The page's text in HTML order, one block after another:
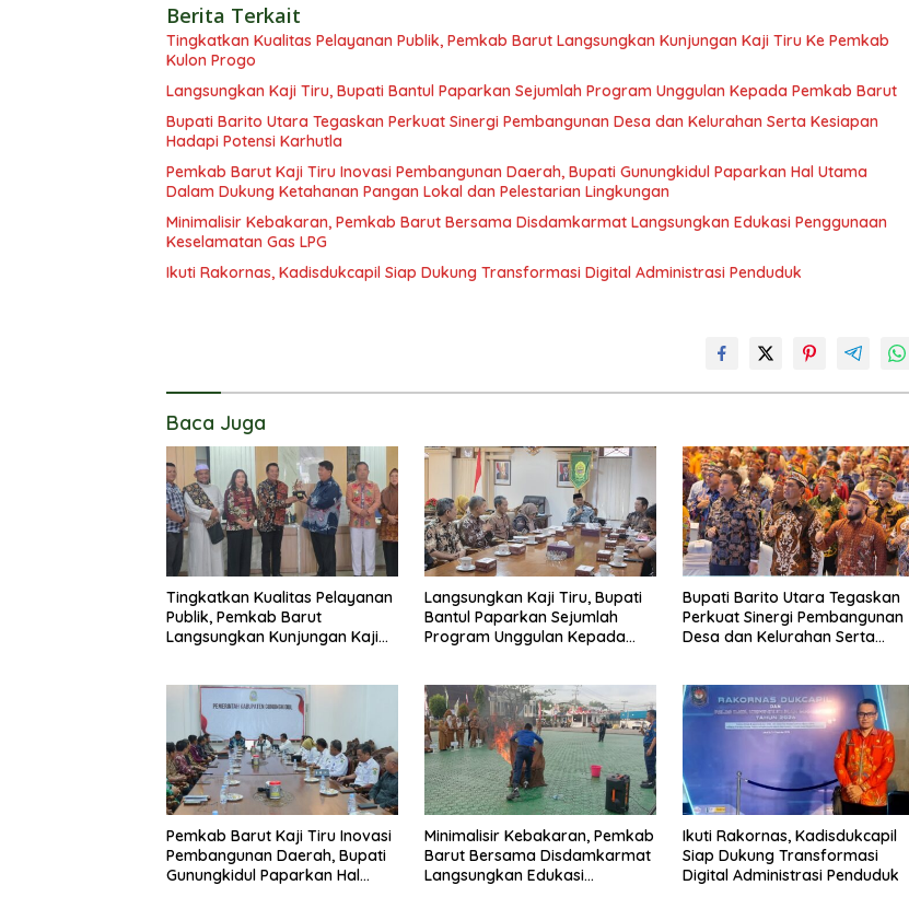
Berita Terkait
Tingkatkan Kualitas Pelayanan Publik, Pemkab Barut Langsungkan Kunjungan Kaji Tiru Ke Pemkab
Kulon Progo
Langsungkan Kaji Tiru, Bupati Bantul Paparkan Sejumlah Program Unggulan Kepada Pemkab Barut
Bupati Barito Utara Tegaskan Perkuat Sinergi Pembangunan Desa dan Kelurahan Serta Kesiapan
Hadapi Potensi Karhutla
Pemkab Barut Kaji Tiru Inovasi Pembangunan Daerah, Bupati Gunungkidul Paparkan Hal Utama
Dalam Dukung Ketahanan Pangan Lokal dan Pelestarian Lingkungan
Minimalisir Kebakaran, Pemkab Barut Bersama Disdamkarmat Langsungkan Edukasi Penggunaan
Keselamatan Gas LPG
Ikuti Rakornas, Kadisdukcapil Siap Dukung Transformasi Digital Administrasi Penduduk
Baca Juga
Tingkatkan Kualitas Pelayanan
Publik, Pemkab Barut
Langsungkan Kunjungan Kaji
Langsungkan Kaji Tiru, Bupati
Bantul Paparkan Sejumlah
Program Unggulan Kepada
Bupati Barito Utara Tegaskan
Perkuat Sinergi Pembangunan
Desa dan Kelurahan Serta
Pemkab Barut Kaji Tiru Inovasi
Pembangunan Daerah, Bupati
Gunungkidul Paparkan Hal
Minimalisir Kebakaran, Pemkab
Barut Bersama Disdamkarmat
Langsungkan Edukasi
Ikuti Rakornas, Kadisdukcapil
Siap Dukung Transformasi
Digital Administrasi Penduduk